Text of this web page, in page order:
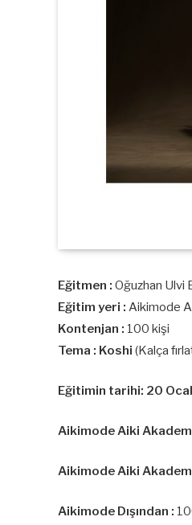
Eğitmen : Oğuzhan Ulvi
Eğitim yeri : Aikimode
Kontenjan : 100 kişi
Tema : Koshi (Kalça
Eğitimin tarihi: 20
Aikimode Aiki
Aikimode Aiki
Aikimode Dışından :